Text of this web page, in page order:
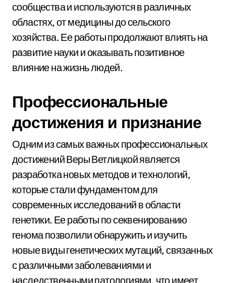
сообщества и используются в различных
областях, от медицины до сельского
хозяйства. Ее работы продолжают влиять на
развитие науки и оказывать позитивное
влияние на жизнь людей.
Профессиональные
достижения и признание
Одним из самых важных профессиональных
достижений Веры Ветлицкой является
разработка новых методов и технологий,
которые стали фундаментом для
современных исследований в области
генетики. Ее работы по секвенированию
генома позволили обнаружить и изучить
новые виды генетических мутаций, связанных
с различными заболеваниями и
наследственными патологиями, что имеет